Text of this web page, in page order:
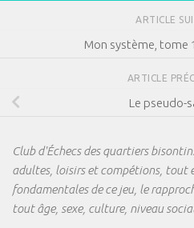
ARTICLE
Mon système, tome
ARTICLE
Le pseudo-
Club d'Échecs des quartiers
adultes, loisirs et compétions, tout
fondamentales de ce jeu, le
tout âge, sexe, culture, niveau